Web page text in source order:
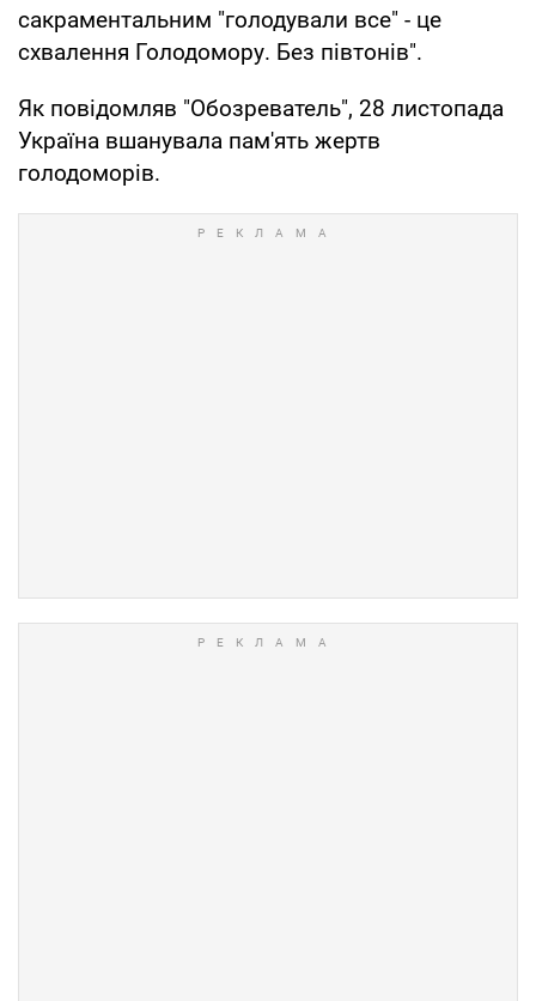
сакраментальним "голодували все" - це
схвалення Голодомору. Без півтонів".
Як повідомляв "Обозреватель", 28 листопада
Україна вшанувала пам'ять жертв
голодоморів.